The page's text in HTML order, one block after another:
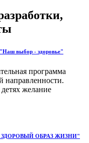
"Наш выбор - здоровье"
программа
направленности.
желание
ОБРАЗ ЖИЗНИ"